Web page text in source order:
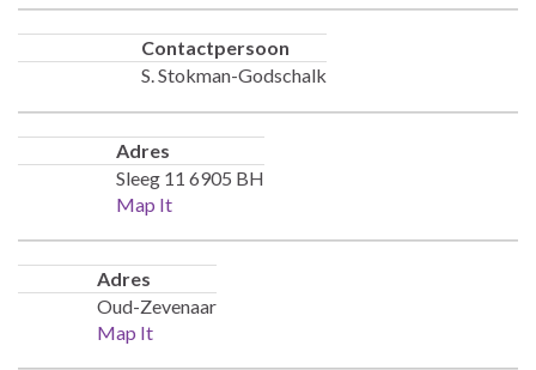
Contactpersoon
S. Stokman-Godschalk
Adres
Sleeg 11 6905 BH
Map It
Adres
Oud-Zevenaar
Map It